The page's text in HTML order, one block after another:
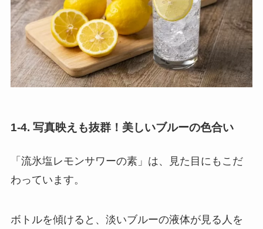
1-4. 写真映えも抜群！美しいブルーの色合い
「流氷塩レモンサワーの素」は、見た目にもこだ
わっています。
ボトルを傾けると、淡いブルーの液体が見る人を